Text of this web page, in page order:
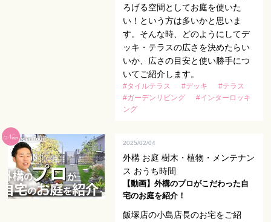
ろげる空間としてお庭を使いた
い！という方は多いかと思いま
す。そんな時、どのようにしてデ
ッキ・テラスの広さを決めたらい
いか、広さの目安と使い勝手につ
いてご紹介します。
#タイルテラス #デッキ
#テラス
#ガーデンリビング
#インターロッキ
ング
2025/02/04
外構 お庭 樹木・植物・メンテナン
ス おうち時間
【動画】外構のプロがこだわった自
宅のお庭を紹介！
飯塚店の小島店長のお宅をご紹